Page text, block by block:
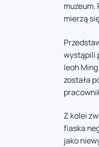
mierzą
wystąpili
Ieoh
została
Z kolei
fiaska
jako